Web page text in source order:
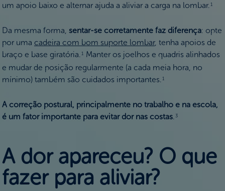
um apoio baixo e alternar ajuda a aliviar a carga na lombar.1
Da mesma forma, sentar-se corretamente faz diferença: opte
por uma cadeira com bom suporte lombar, tenha apoios de
braço e base giratória. 1
Manter os joelhos e quadris alinhados
e mudar de posição regularmente (a cada meia hora, no
mínimo) também são cuidados importantes.1
A correção postural, principalmente no trabalho e na escola,
é um fator importante para evitar dor nas costas. 3
A dor apareceu? O que
fazer para aliviar?